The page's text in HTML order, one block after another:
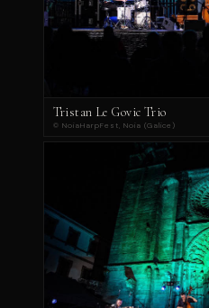
Tristan Le Govic Trio
© NoiaHarpFest, Noia (Galice)